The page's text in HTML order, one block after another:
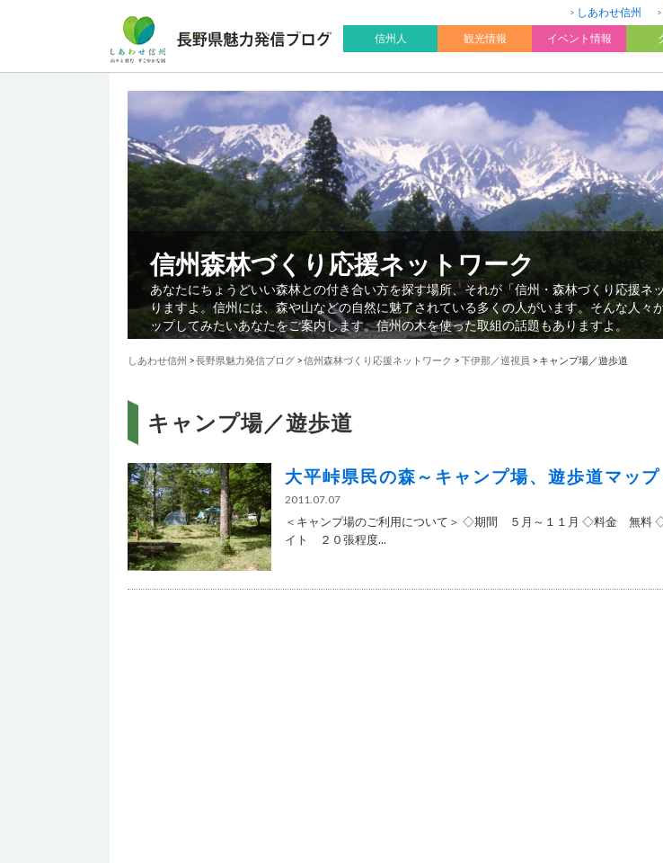
しあわせ信州
信州人
観光情報 イベント情報
信州森林づくり応援ネットワーク
あなたにちょうどいい森林との付き合い方を探す場所、それが「信州・森林づくり応援
りますよ。信州には、森や山などの自然に魅了されている多くの人がいます。そんな人
ップしてみたいあなたをご案内します。信州の木を使った取組の話題もありますよ。
しあわせ信州 >長野県魅力発信ブログ >信州森林づくり応援ネットワーク >下伊那／巡視員 > キャンプ場／遊歩道
キャンプ場／遊歩道
大平峠県民の森～キャンプ場、遊歩道マップ
2011.07.07
＜キャンプ場のご利用について＞ ◇期間 ５月～１１月 ◇料金 無
イト ２０張程度...